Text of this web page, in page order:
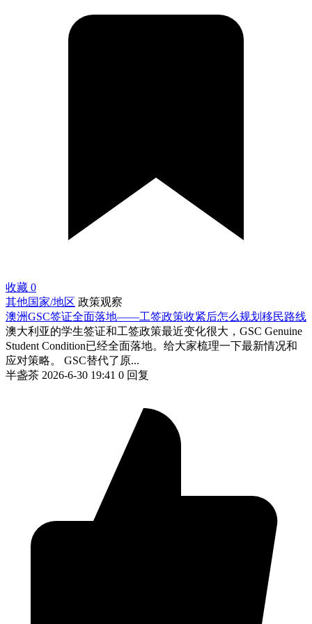
收藏 0
其他国家/地区 政策观察
澳洲GSC签证全面落地——工签政策收紧后怎么规划移民路线
澳大利亚的学生签证和工签政策最近变化很大，GSC Genuine
Student Condition已经全面落地。给大家梳理一下最新情况和
应对策略。 GSC替代了原...
半盏茶 2026-6-30 19:41 0 回复